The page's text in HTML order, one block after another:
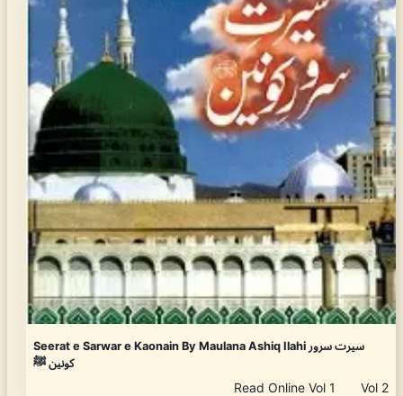
Seerat e Sarwar e Kaonain By Maulana Ashiq Ilahi سیرت سرور
کونین ﷺ
Read Online Vol 1 Vol 2